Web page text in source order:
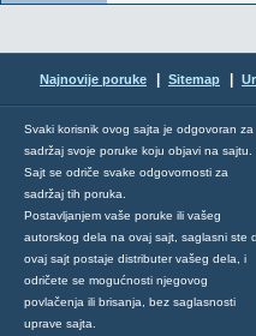
Najnovije poruke Sitemap
Svaki korisnik ovog sajta je odgovoran za
sadržaj svoje poruke koju objavi na sajtu.
Sajt se odriče svake odgovornosti za
sadržaj tih poruka.
Postavljanjem vaše poruke ili vašeg
autorskog dela na ovaj sajt, saglasni ste
ovaj sajt postaje distributer vašeg dela, i
odričete se mogućnosti njegovog
povlačenja ili brisanja, bez saglasnosti
uprave sajta.